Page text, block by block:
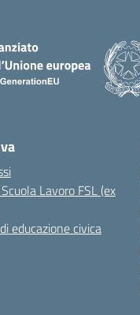
Lavoro FSL (ex
educazione civica